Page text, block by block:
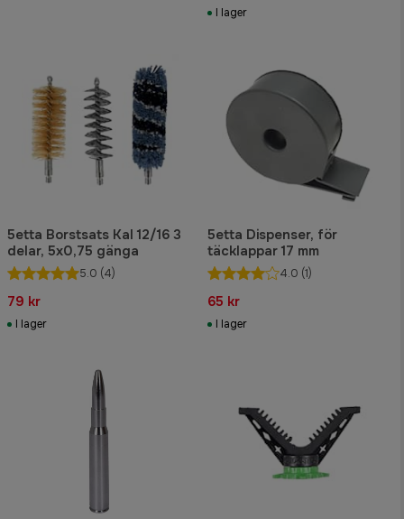
I lager
5etta Borstsats Kal 12/16 3
delar, 5x0,75 gänga
5.0 (4)
79 kr
I lager
5etta Dispenser, för
täcklappar 17 mm
4.0 (1)
65 kr
I lager